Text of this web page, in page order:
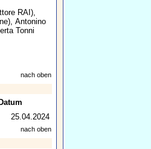
RAI),
Antonino
Tonni
nach oben
Datum
25.04.2024
nach oben